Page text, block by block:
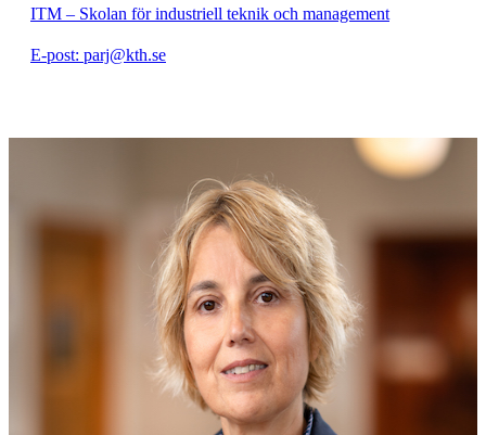
ITM – Skolan för industriell teknik och management
E-post: parj@kth.se